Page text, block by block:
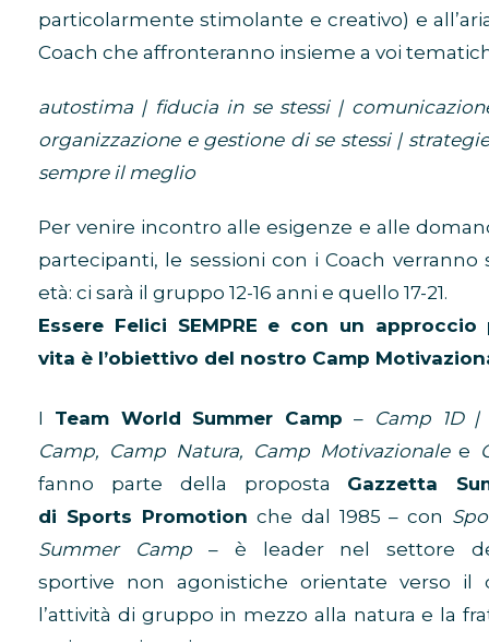
particolarmente stimolante e creativo) e
Coach che affronteranno insieme a voi
autostima | fiducia in se stessi |
organizzazione e gestione di se stessi |
sempre il meglio
Per venire incontro alle esigenze e alle
partecipanti, le sessioni con i Coach verranno
età: ci sarà il gruppo 12-16 anni e quello 17-21.
Essere Felici SEMPRE e con un
vita è l’obiettivo del nostro Camp
I Team World Summer Camp – Camp 1D |
Camp, Camp Natura, Camp Motivazionalee
fanno parte della proposta Gazzetta
di Sports Promotion che dal 1985 – con
Summer Camp– è leader nel settore
sportive non agonistiche orientate verso il
l’attività di gruppo in mezzo alla natura e la